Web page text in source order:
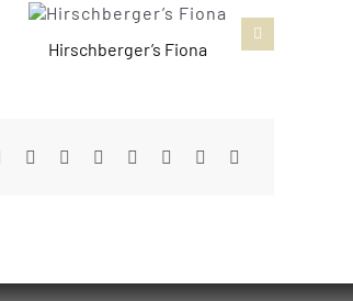
Hirschberger’s Fiona